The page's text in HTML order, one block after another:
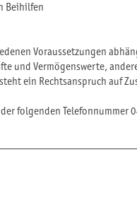
Beihilfen
Voraussetzungen
und Vermögenswerte,
ein Rechtsanspruch auf
folgenden Telefonnummer